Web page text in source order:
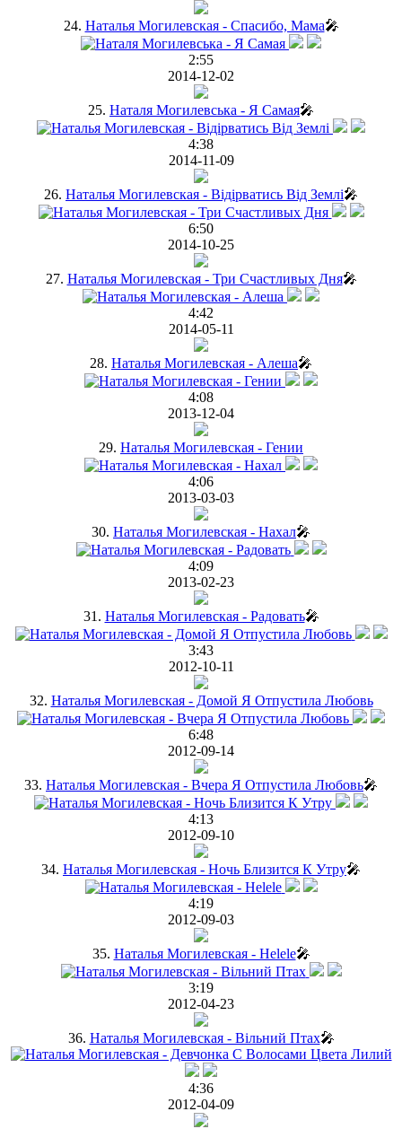
24. Наталья Могилевская - Спасибо, Мама🎤
2:55
2014-12-02
25. Наталя Могилевська - Я Самая🎤
4:38
2014-11-09
26. Наталья Могилевская - Відірватись Від Землі🎤
6:50
2014-10-25
27. Наталья Могилевская - Три Счастливых Дня🎤
4:42
2014-05-11
28. Наталья Могилевская - Алеша🎤
4:08
2013-12-04
29. Наталья Могилевская - Гении
4:06
2013-03-03
30. Наталья Могилевская - Нахал🎤
4:09
2013-02-23
31. Наталья Могилевская - Радовать🎤
3:43
2012-10-11
32. Наталья Могилевская - Домой Я Отпустила Любовь
6:48
2012-09-14
33. Наталья Могилевская - Вчера Я Отпустила Любовь🎤
4:13
2012-09-10
34. Наталья Могилевская - Ночь Близится К Утру🎤
4:19
2012-09-03
35. Наталья Могилевская - Helele🎤
3:19
2012-04-23
36. Наталья Могилевская - Вільний Птах🎤
4:36
2012-04-09